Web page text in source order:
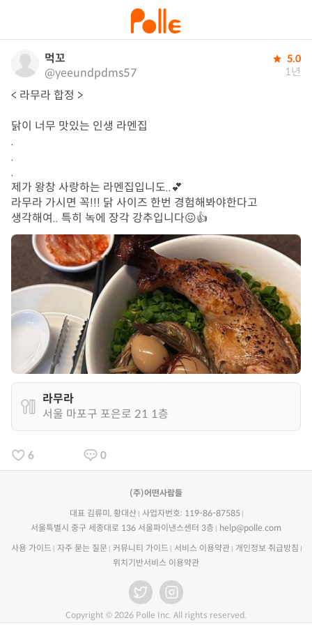
먹꼬
@yeeundpdms57
5.0
1년
< 라무라 합정 >
닭이 너무 맛있는 인생 라멘집
.
.
.
제가 왕창 사랑하는 라멘집입니도..💕
라무라 가시면 꼭!!! 닭 사이즈 한번 경험해봐야한다고
생각해여.. 특히 녹에 장각 강추입니다😖👍
라무라
서울 마포구 포은로 21 1층
6 0
(주)어떤사람들
대표 김류미, 황대산
사업자번호: 119-86-87585
서울특별시 중구 세종대로 136 서울파이낸스센터 3층
help@polle.com
사용 가이드 자주 묻는 질문 커뮤니티 가이드 서비스 이용약관
개인정보 취급방침
위치기반서비스 이용약관
Copyright © 2026 Polle Inc. All rights reserved.